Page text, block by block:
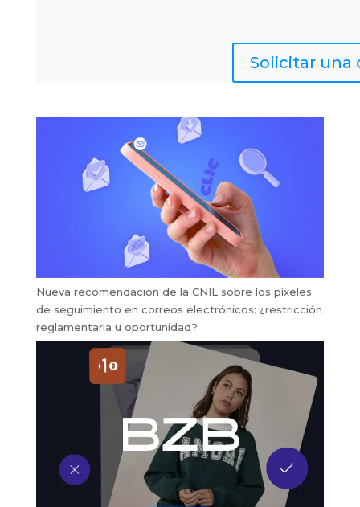
Solicitar una
Nueva recomendación de la CNIL sobre los píxeles
de seguimiento en correos electrónicos: ¿restricción
reglamentaria u oportunidad?